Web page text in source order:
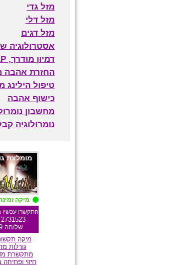
מזל גדי
מזל דלי
מזל דגים
אסטרולוגיה
דמיון מודרך, NLP
החזרת אהבה
טיפול הילינג
כישוף אהבה
מחשבון
נומרולוגיה
מומלצת
מיקה
התקשרו עכשיו
שלוחה 259
מיקה תקשור
גורלות
מתקשרת
חיזוי